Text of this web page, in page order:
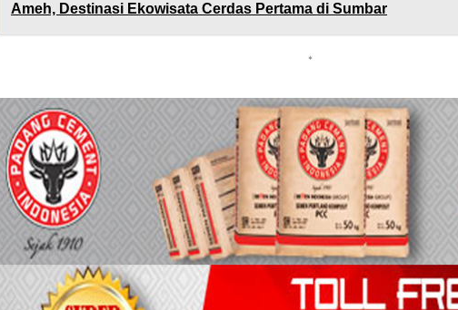
Ameh, Destinasi Ekowisata Cerdas Pertama di Sumbar
*